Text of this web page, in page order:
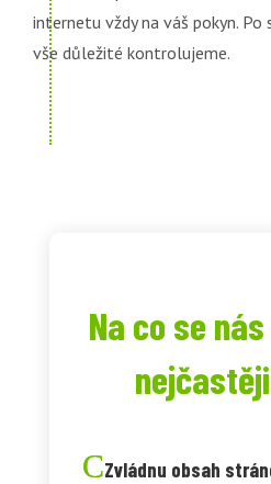
internetu vždy na váš pokyn.
vše důležité kontrolujeme.
Na co se
Zvládnu obsah